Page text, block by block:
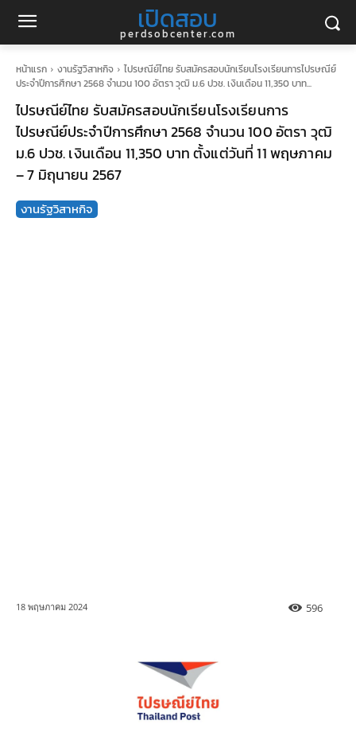
เปิดสอบ
perdsobcenter.com
หน้าแรก งานรัฐวิสาหกิจ
ไปรษณีย์ไทย รับสมัครสอบนักเรียนโรงเรียนการไปรษณีย์
ประจำปีการศึกษา 2568 จำนวน 100 อัตรา วุฒิ ม.6 ปวช. เงินเดือน 11,350 บาท...
ไปรษณีย์ไทย รับสมัครสอบนักเรียนโรงเรียนการ
ไปรษณีย์ประจำปีการศึกษา 2568 จำนวน 100 อัตรา วุฒิ
ม.6 ปวช. เงินเดือน 11,350 บาท ตั้งแต่วันที่ 11 พฤษภาคม
– 7 มิถุนายน 2567
งานรัฐวิสาหกิจ
18 พฤษภาคม 2024 596